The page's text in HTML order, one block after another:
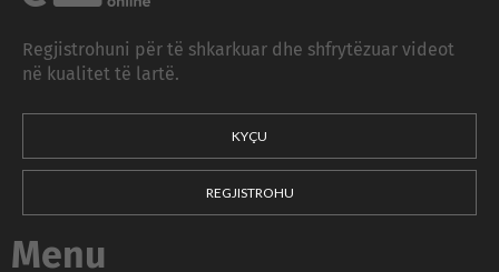
Regjistrohuni për të shkarkuar dhe shfrytëzuar videot
në kualitet të lartë.
KYÇU
REGJISTROHU
Menu